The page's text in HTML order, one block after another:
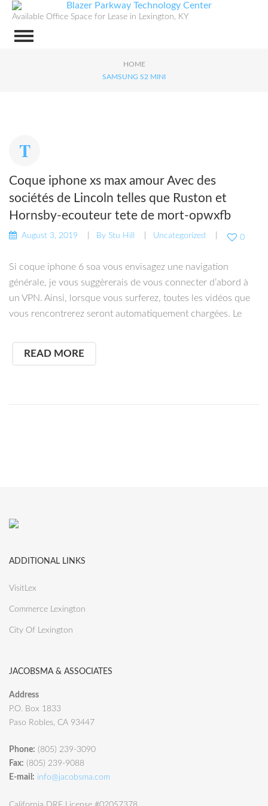
Available Office Space for Lease in Lexington, KY
HOME
SAMSUNG S2 MINI
Coque iphone xs max amour Avec des
sociétés de Lincoln telles que Ruston et
Hornsby-ecouteur tete de mort-opwxfb
August 3, 2019 By Stu Hill Uncategorized 0
Si coque iphone 6 soa vous envisagez une navigation
générale, je vous suggèrerais de vous connecter d’abord à
un VPN. Ainsi, lorsque vous surferez, toutes les vidéos que
vous rencontrerez seront automatiquement chargées. Le
READ MORE
ADDITIONAL LINKS
VisitLex
Commerce Lexington
City Of Lexington
JACOBSMA & ASSOCIATES
Address
P.O. Box 1833
Paso Robles, CA 93447
Phone: (805) 239-3090
Fax: (805) 239-9088
E-mail: info@jacobsma.com